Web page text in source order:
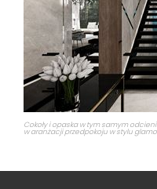
Cokoły i opaska w tym samym
w aranżacji przedpokoju w stylu